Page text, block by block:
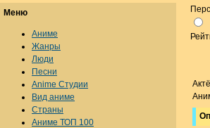
Меню
Аниме
Жанры
Люди
Песни
Anime Студии
Вид аниме
Страны
Аниме ТОП 100